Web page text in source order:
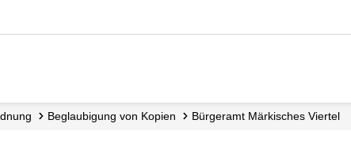
Beglaubigung von Kopien Bürgeramt Märkisches Viertel